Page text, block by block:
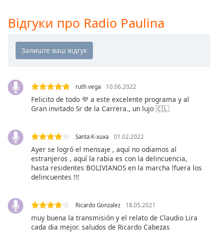
subtitles
opens
subtitles
dialog
subtitles
selected
Audio
Track
Відгуки про Radio Paulina
ruth vega 10.06.2022
Felicito de todo 💜 a este excelente programa y al
Gran invitado Sr de la Carrera., un lujo 🇨🇱
Santa K-xuxa 01.02.2022
Ayer se logró el mensaje , aquí no odiamos al
estranjeros , aquí la rabia es con la delincuencia,
hasta residentes BOLIVIANOS en la marcha !fuera los
delincuentes !!!
Ricardo Gonzalez 18.05.2021
muy buena la transmisión y el relato de Claudio Lira
cada dia mejor. saludos de Ricardo Cabezas